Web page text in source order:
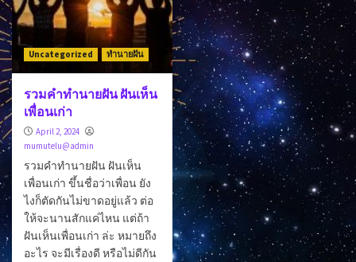
Uncategorized ทำนายฝัน
รวมคำทำนายฝัน ฝันเห็น
เพื่อนเก่า
April 2, 2024
mumutelu@admin
รวมคำทำนายฝัน ฝันเห็น
เพื่อนเก่า ขึ้นชื่อว่าเพื่อน ยัง
ไงก็ตัดกันไม่ขาดอยู่แล้ว ต่อ
ให้จะนานสักแค่ไหน แต่ถ้า
ฝันเห็นเพื่อนเก่า ล่ะ หมายถึง
อะไร จะมีเรื่องดี หรือไม่ดีกัน